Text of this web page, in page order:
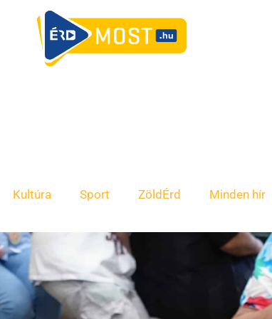
Kultúra Sport ZöldÉrd Minden hír